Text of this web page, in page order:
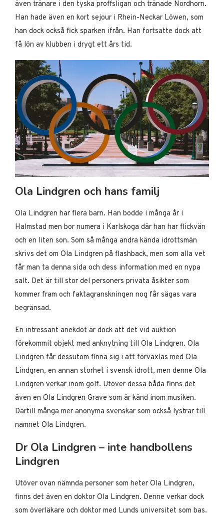
även tränare i den tyska proffsligan och tränade Nordhorn.
Han hade även en kort sejour i Rhein-Neckar Löwen, som
han dock också fick sparken ifrån. Han fortsatte dock att
få lön av klubben i drygt ett års tid.
Ola Lindgren och hans familj
Ola Lindgren har flera barn. Han bodde i många år i
Halmstad men bor numera i Karlskoga där han har flickvän
och en liten son. Som så många andra kända idrottsmän
skrivs det om Ola Lindgren på flashback, men som alla vet
får man ta denna sida och dess information med en nypa
salt. Det är till stor del personers privata åsikter som
kommer fram och faktagranskningen nog får sägas vara
begränsad.
En intressant anekdot är dock att det vid auktion
förekommit objekt med anknytning till Ola Lindgren. Ola
Lindgren får dessutom finna sig i att förväxlas med Ola
Lindgren, en annan storhet i svensk idrott, men denne Ola
Lindgren verkar inom golf. Utöver dessa båda finns det
även en Ola Lindgren Grave som är känd inom musiken.
Därtill många mer anonyma svenskar som också lystrar till
namnet Ola Lindgren.
Dr Ola Lindgren – inte handbollens
Lindgren
Utöver ovan nämnda personer som heter Ola Lindgren,
finns det även en doktor Ola Lindgren. Denne verkar dock
som överläkare och doktor med Lunds universitet som bas.